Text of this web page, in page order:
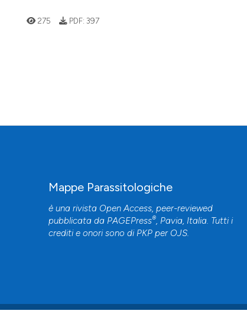
275 PDF: 397
Mappe Parassitologiche
è una rivista Open Access, peer-reviewed
pubblicata da PAGEPress®, Pavia, Italia. Tutti i
crediti e onori sono di PKP per OJS.